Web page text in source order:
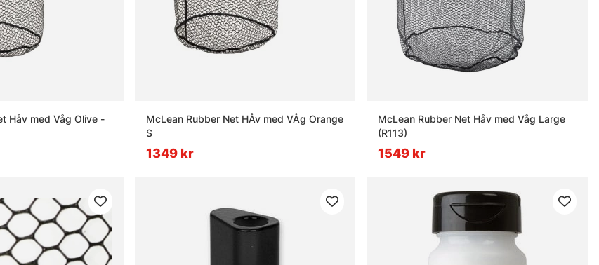
Håv med Våg Olive -
McLean Rubber Net HÅv med VÅg Orange
S
1349 kr
McLean Rubber Net Håv med Våg Large
(R113)
1549 kr